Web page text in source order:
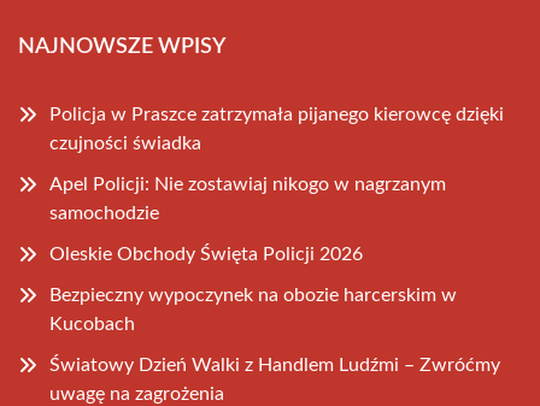
NAJNOWSZE WPISY
Policja w Praszce zatrzymała pijanego kierowcę dzięki
czujności świadka
Apel Policji: Nie zostawiaj nikogo w nagrzanym
samochodzie
Oleskie Obchody Święta Policji 2026
Bezpieczny wypoczynek na obozie harcerskim w
Kucobach
Światowy Dzień Walki z Handlem Ludźmi – Zwróćmy
uwagę na zagrożenia